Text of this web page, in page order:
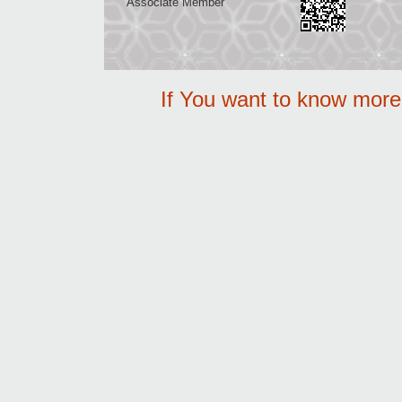
If You want to know